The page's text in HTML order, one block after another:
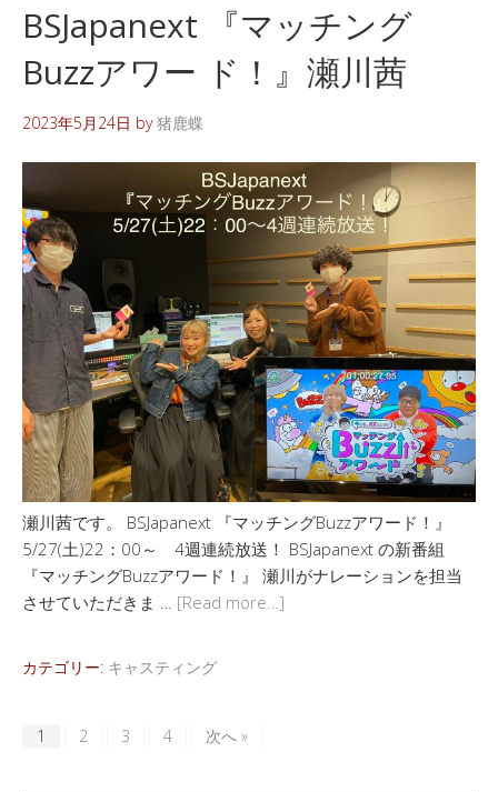
BSJapanext 『マッチング
Buzzアワー ド！』瀬川茜
2023年5月24日 by猪鹿蝶
瀬川茜です。 BSJapanext 『マッチングBuzzアワード！』
5/27(土)22：00～ 4週連続放送！ BSJapanext の新番組
『マッチングBuzzアワード！』 瀬川がナレーションを担当
させていただきま … [Read more…]
カテゴリー: キャスティング
1 2 3 4 次へ »